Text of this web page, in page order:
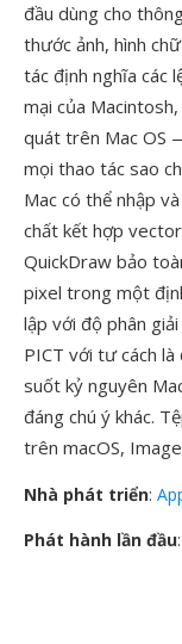
đầu dùng cho
thước ảnh, hình
tác định nghĩa các
mại của
quát trên Mac OS
mọi thao tác sao
Mac có thể nhập
chất kết hợp
QuickDraw bảo
pixel trong một
lập với độ phân
PICT với tư cách
suốt kỷ nguyên
đáng chú ý khác.
trên macOS,
Nhà phát triển:
Phát hành lần đầu